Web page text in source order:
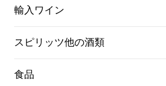
輸入ワイン
スピリッツ他の酒類
食品